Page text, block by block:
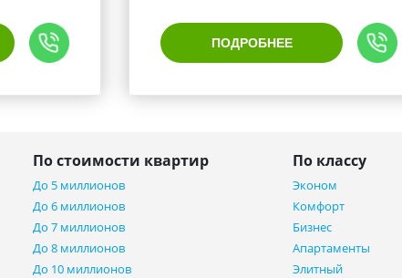
ПОДРОБНЕЕ
По стоимости квартир
До 5 миллионов
До 6 миллионов
До 7 миллионов
До 8 миллионов
До 10 миллионов
По классу
Эконом
Комфорт
Бизнес
Апартаменты
Элитный